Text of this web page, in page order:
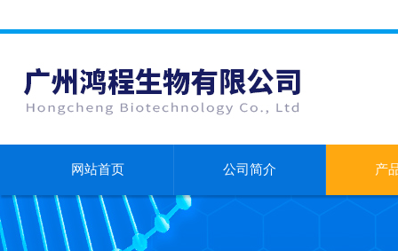
网站首页 公司简介 产